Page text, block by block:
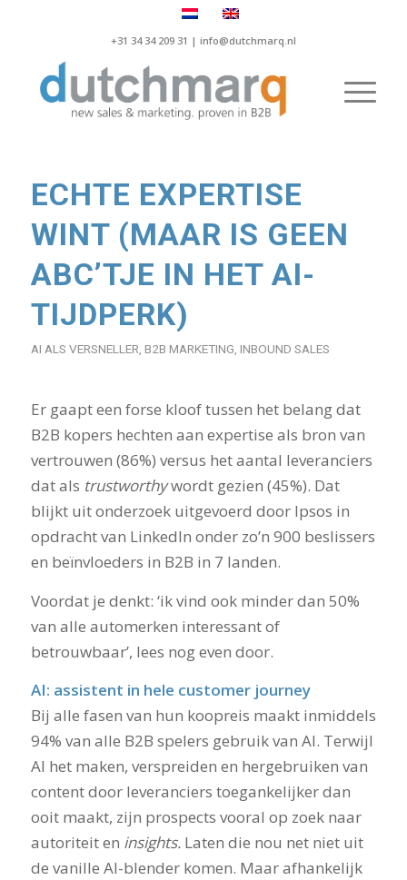
+31 34 34 209 31 | info@dutchmarq.nl
ECHTE EXPERTISE
WINT (MAAR IS GEEN
ABC’TJE IN HET AI-
TIJDPERK)
AI ALS VERSNELLER B2B MARKETING INBOUND SALES
Er gaapt een forse kloof tussen het belang dat
B2B kopers hechten aan expertise als bron van
vertrouwen (86%) versus het aantal leveranciers
dat als trustworthywordt gezien (45%). Dat
blijkt uit onderzoek uitgevoerd door Ipsos in
opdracht van LinkedIn onder zo’n 900 beslissers
en beïnvloeders in B2B in 7 landen.
Voordat je denkt: ‘ik vind ook minder dan 50%
van alle automerken interessant of
betrouwbaar’, lees nog even door.
AI: assistent in hele customer journey
Bij alle fasen van hun koopreis maakt inmiddels
94% van alle B2B spelers gebruik van AI. Terwijl
AI het maken, verspreiden en hergebruiken van
content door leveranciers toegankelijker dan
ooit maakt, zijn prospects vooral op zoek naar
autoriteit en insights. Laten die nou net niet uit
de vanille AI-blender komen. Maar afhankelijk